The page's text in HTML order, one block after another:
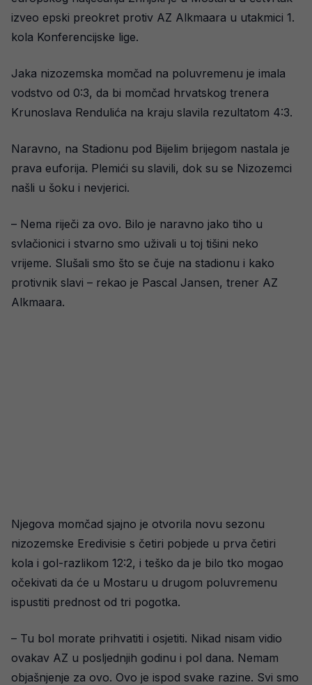
izveo epski preokret protiv AZ Alkmaara u utakmici 1.
kola Konferencijske lige.
Jaka nizozemska momčad na poluvremenu je imala
vodstvo od 0:3, da bi momčad hrvatskog trenera
Krunoslava Rendulića na kraju slavila rezultatom 4:3.
Naravno, na Stadionu pod Bijelim brijegom nastala je
prava euforija. Plemići su slavili, dok su se Nizozemci
našli u šoku i nevjerici.
– Nema riječi za ovo. Bilo je naravno jako tiho u
svlačionici i stvarno smo uživali u toj tišini neko
vrijeme. Slušali smo što se čuje na stadionu i kako
protivnik slavi – rekao je Pascal Jansen, trener AZ
Alkmaara.
Njegova momčad sjajno je otvorila novu sezonu
nizozemske Eredivisie s četiri pobjede u prva četiri
kola i gol-razlikom 12:2, i teško da je bilo tko mogao
očekivati da će u Mostaru u drugom poluvremenu
ispustiti prednost od tri pogotka.
– Tu bol morate prihvatiti i osjetiti. Nikad nisam vidio
ovakav AZ u posljednjih godinu i pol dana. Nemam
objašnjenje za ovo. Ovo je ispod svake razine. Svi smo